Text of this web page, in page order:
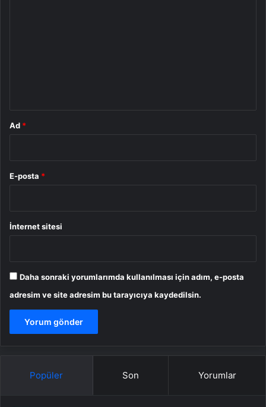
Ad *
E-posta *
İnternet sitesi
Daha sonraki yorumlarımda kullanılması için adım, e-posta
adresim ve site adresim bu tarayıcıya kaydedilsin.
Popüler Son Yorumlar